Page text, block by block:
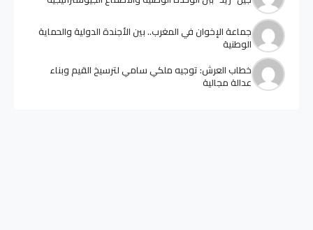
جماعة الإخوان في المغرب.. بين الأجندة الدولية والحماية
الوطنية
خطاب العرش: توجيه ملكي سامي لترسيخ القيم وبناء
عدالة مجالية